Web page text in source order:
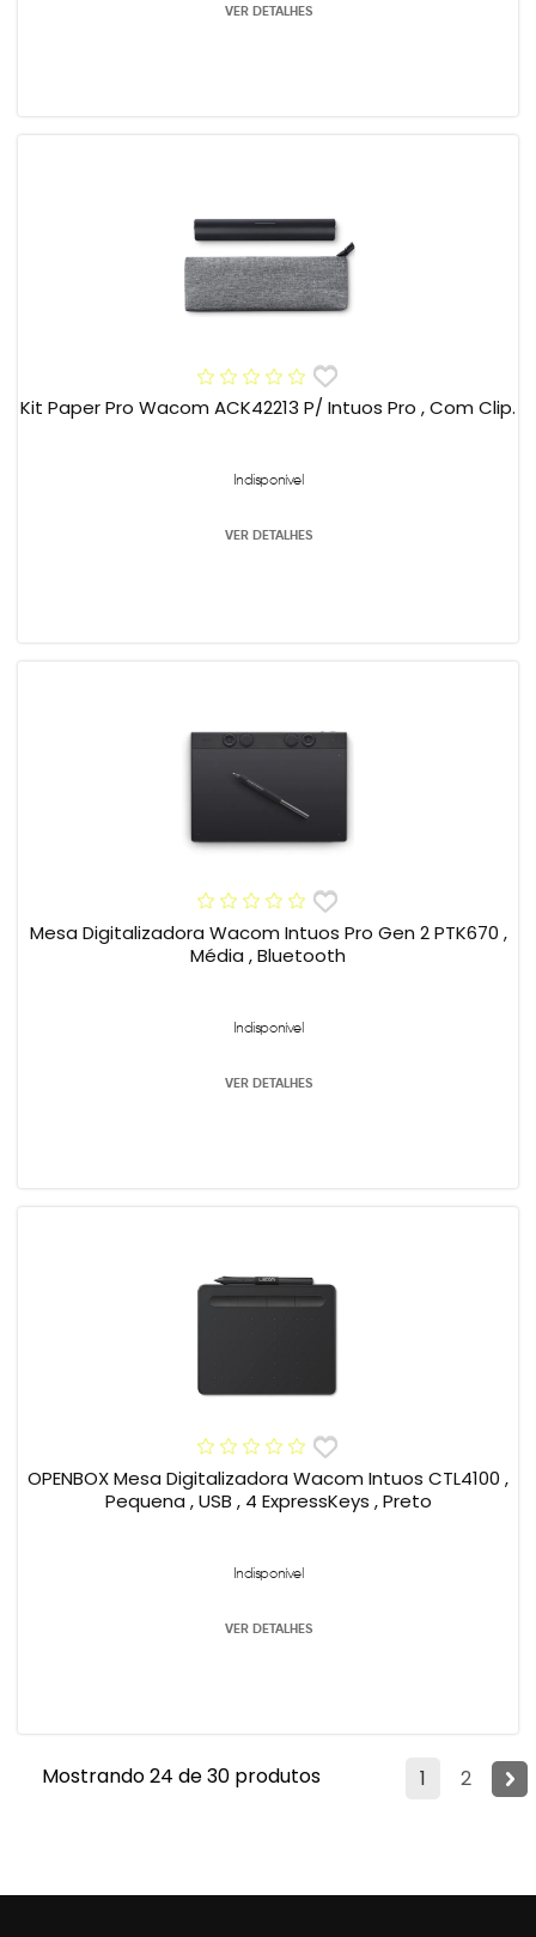
VER DETALHES
Kit Paper Pro Wacom ACK42213 P/ Intuos Pro , Com Clip.
Indisponível
VER DETALHES
Mesa Digitalizadora Wacom Intuos Pro Gen 2 PTK670 ,
Média , Bluetooth
Indisponível
VER DETALHES
OPENBOX Mesa Digitalizadora Wacom Intuos CTL4100 ,
Pequena , USB , 4 ExpressKeys , Preto
Indisponível
VER DETALHES
1 2
Mostrando 24 de 30 produtos